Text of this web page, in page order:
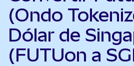
(Ondo
Dólar de
(FUTUon a